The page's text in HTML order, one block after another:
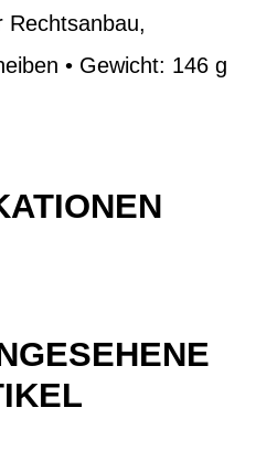
Rechtsanbau,
• Gewicht: 146 g